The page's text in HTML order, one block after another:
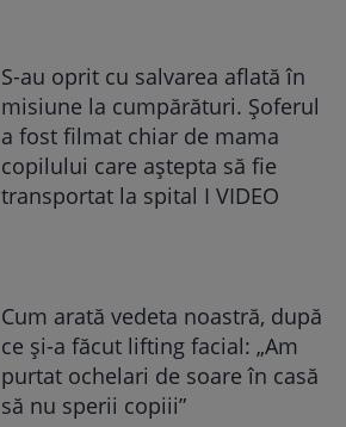
S-au oprit cu salvarea aflată în
misiune la cumpărături. Șoferul
a fost filmat chiar de mama
copilului care aștepta să fie
transportat la spital I VIDEO
Cum arată vedeta noastră, după
ce și-a făcut lifting facial: „Am
purtat ochelari de soare în casă
să nu sperii copiii”